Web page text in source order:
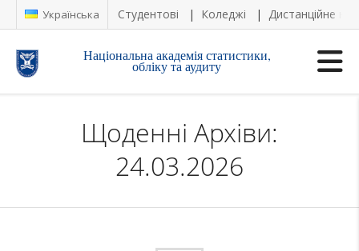
Українська Студентові Коледжі Дистанційне
Національна академія статистики,
обліку та аудиту
Щоденні Архіви:
24.03.2026